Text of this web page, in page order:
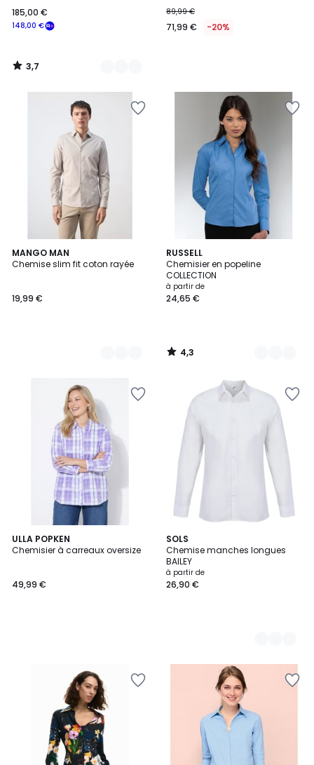
148,00 €
185,00 €
3,7
/
89,99 €
71,99 € -20%
MANGO MAN
Chemise slim fit coton rayée
19,99 €
2
Couleurs
RUSSELL
Chemisier en popeline
COLLECTION
à partir de
24,65 €
4,3
/ 5
5
Couleurs
4,3
/
ULLA POPKEN
Chemisier à carreaux oversize
49,99 €
SOLS
Chemise manches longues
BAILEY
à partir de
26,90 €
3
Couleurs